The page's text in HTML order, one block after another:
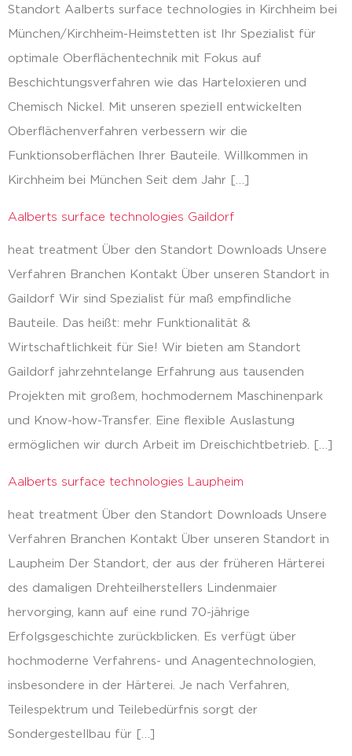
Standort Aalberts surface technologies in Kirchheim bei
München/Kirchheim-Heimstetten ist Ihr Spezialist für
optimale Oberflächentechnik mit Fokus auf
Beschichtungsverfahren wie das Harteloxieren und
Chemisch Nickel. Mit unseren speziell entwickelten
Oberflächenverfahren verbessern wir die
Funktionsoberflächen Ihrer Bauteile. Willkommen in
Kirchheim bei München Seit dem Jahr […]
Aalberts surface technologies Gaildorf
heat treatment Über den Standort Downloads Unsere
Verfahren Branchen Kontakt Über unseren Standort in
Gaildorf Wir sind Spezialist für maß empfindliche
Bauteile. Das heißt: mehr Funktionalität &
Wirtschaftlichkeit für Sie! Wir bieten am Standort
Gaildorf jahrzehntelange Erfahrung aus tausenden
Projekten mit großem, hochmodernem Maschinenpark
und Know-how-Transfer. Eine flexible Auslastung
ermöglichen wir durch Arbeit im Dreischichtbetrieb. […]
Aalberts surface technologies Laupheim
heat treatment Über den Standort Downloads Unsere
Verfahren Branchen Kontakt Über unseren Standort in
Laupheim Der Standort, der aus der früheren Härterei
des damaligen Drehteilherstellers Lindenmaier
hervorging, kann auf eine rund 70-jährige
Erfolgsgeschichte zurückblicken. Es verfügt über
hochmoderne Verfahrens- und Anagentechnologien,
insbesondere in der Härterei. Je nach Verfahren,
Teilespektrum und Teilebedürfnis sorgt der
Sondergestellbau für […]